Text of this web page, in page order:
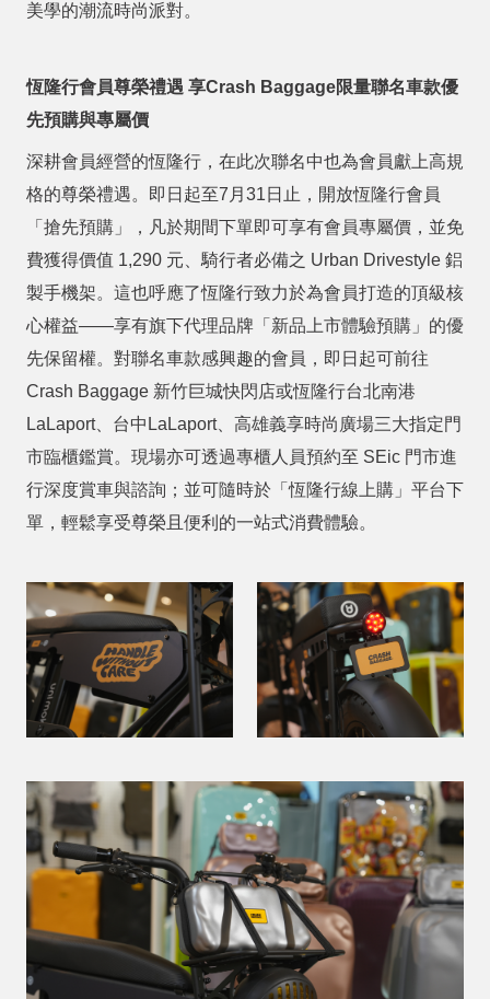
美學的潮流時尚派對。
恆隆行會員尊榮禮遇 享Crash Baggage限量聯名車款優
先預購與專屬價
深耕會員經營的恆隆行，在此次聯名中也為會員獻上高規
格的尊榮禮遇。即日起至7 月 31 日止，開放恆隆行會員
「搶先預購」，凡於期間下單即可享有會員專屬價，並免
費獲得價值 1,290 元、騎行者必備之 Urban Drivestyle 鋁
製手機架。這也呼應了恆隆行致力於為會員打造的頂級核
心權益——享有旗下代理品牌「新品上市體驗預購」的優
先保留權。對聯名車款感興趣的會員，即日起可前往
Crash Baggage 新竹巨城快閃店或恆隆行台北南港
LaLaport、台中 LaLaport、高雄義享時尚廣場三大指定門
市臨櫃鑑賞。現場亦可透過專櫃人員預約至 SEic 門市進
行深度賞車與諮詢；並可隨時於「恆隆行線上購」平台下
單，輕鬆享受尊榮且便利的一站式消費體驗。